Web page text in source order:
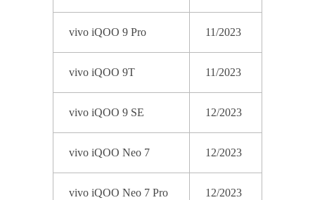
vivo iQOO 9 Pro 11/2023
vivo iQOO 9T 11/2023
vivo iQOO 9 SE 12/2023
vivo iQOO Neo 7 12/2023
vivo iQOO Neo 7 Pro 12/2023